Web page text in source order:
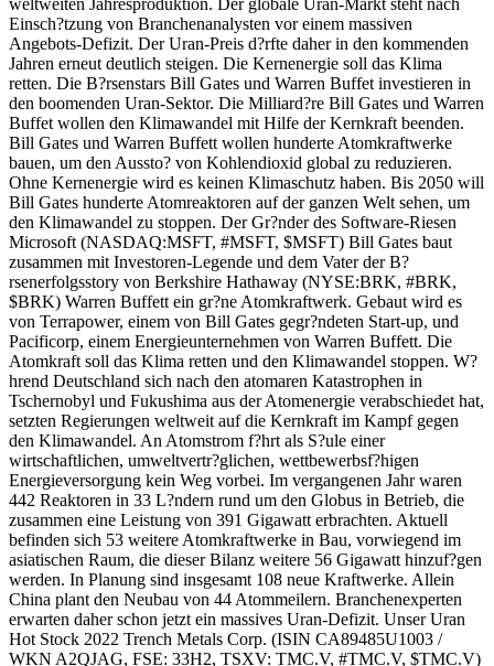
weltweiten Jahresproduktion. Der globale Uran-Markt steht nach
Einsch?tzung von Branchenanalysten vor einem massiven
Angebots-Defizit. Der Uran-Preis d?rfte daher in den kommenden
Jahren erneut deutlich steigen. Die Kernenergie soll das Klima
retten. Die B?rsenstars Bill Gates und Warren Buffet investieren in
den boomenden Uran-Sektor. Die Milliard?re Bill Gates und Warren
Buffet wollen den Klimawandel mit Hilfe der Kernkraft beenden.
Bill Gates und Warren Buffett wollen hunderte Atomkraftwerke
bauen, um den Aussto? von Kohlendioxid global zu reduzieren.
Ohne Kernenergie wird es keinen Klimaschutz haben. Bis 2050 will
Bill Gates hunderte Atomreaktoren auf der ganzen Welt sehen, um
den Klimawandel zu stoppen. Der Gr?nder des Software-Riesen
Microsoft (NASDAQ:MSFT, #MSFT, $MSFT) Bill Gates baut
zusammen mit Investoren-Legende und dem Vater der B?
rsenerfolgsstory von Berkshire Hathaway (NYSE:BRK, #BRK,
$BRK) Warren Buffett ein gr?ne Atomkraftwerk. Gebaut wird es
von Terrapower, einem von Bill Gates gegr?ndeten Start-up, und
Pacificorp, einem Energieunternehmen von Warren Buffett. Die
Atomkraft soll das Klima retten und den Klimawandel stoppen. W?
hrend Deutschland sich nach den atomaren Katastrophen in
Tschernobyl und Fukushima aus der Atomenergie verabschiedet hat,
setzten Regierungen weltweit auf die Kernkraft im Kampf gegen
den Klimawandel. An Atomstrom f?hrt als S?ule einer
wirtschaftlichen, umweltvertr?glichen, wettbewerbsf?higen
Energieversorgung kein Weg vorbei. Im vergangenen Jahr waren
442 Reaktoren in 33 L?ndern rund um den Globus in Betrieb, die
zusammen eine Leistung von 391 Gigawatt erbrachten. Aktuell
befinden sich 53 weitere Atomkraftwerke in Bau, vorwiegend im
asiatischen Raum, die dieser Bilanz weitere 56 Gigawatt hinzuf?gen
werden. In Planung sind insgesamt 108 neue Kraftwerke. Allein
China plant den Neubau von 44 Atommeilern. Branchenexperten
erwarten daher schon jetzt ein massives Uran-Defizit. Unser Uran
Hot Stock 2022 Trench Metals Corp. (ISIN CA89485U1003 /
WKN A2QJAG, FSE: 33H2, TSXV: TMC.V, #TMC.V, $TMC.V)